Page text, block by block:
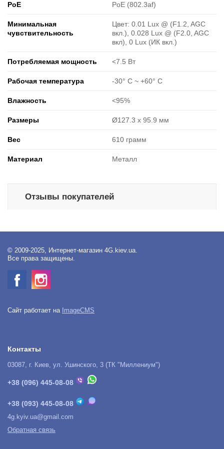
PoE PoE (802.3af)
Минимальная
чувствительность
Цвет: 0.01 Lux @ (F1.2, AGC
вкл.), 0.028 Lux @ (F2.0, AGC
вкл), 0 Lux (ИК вкл.)
Потребляемая мощность <7.5 Вт
Рабочая температура -30° C ~ +60° C
Влажность <95%
Размеры Ø127.3 x 95.9 мм
Вес 610 грамм
Материал Металл
Отзывы покупателей
© 2009-2025, Интернет-магазин 4G.kiev.ua.
Все права защищены.
Сайт работает на ImageCMS
Контакты
03087, г. Киев, ул. Ушинского, 3 (ТК "Миллениум")
+38 (096) 445-08-08
+38 (093) 445-08-08
4g.kyiv.ua@gmail.com
Обратная связь